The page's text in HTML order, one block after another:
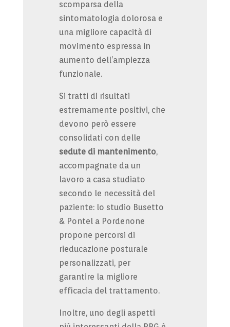
scomparsa della
sintomatologia dolorosa e
una migliore capacità di
movimento espressa in
aumento dell’ampiezza
funzionale.
Si tratti di risultati
estremamente positivi, che
devono però essere
consolidati con delle
sedute di mantenimento,
accompagnate da un
lavoro a casa studiato
secondo le necessità del
paziente: lo studio Busetto
& Pontel a Pordenone
propone percorsi di
rieducazione posturale
personalizzati, per
garantire la migliore
efficacia del trattamento.
Inoltre, uno degli aspetti